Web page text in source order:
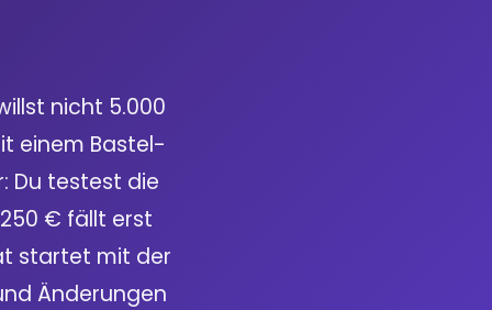
nicht 5.000
einem Bastel-
Du testest die
€ fällt erst
startet mit der
Änderungen